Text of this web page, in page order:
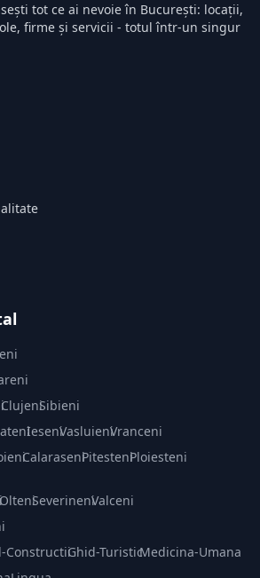
tot ce ai nevoie în București: locații,
firme și servicii - totul într-un singur
·Clujeni·Sibieni
·Ieseni·Vasluieni·Vranceni
·Calaraseni·Pitesteni·Ploiesteni·
·Olteni·Severineni·Valceni
Constructii·Ghid-Turistic·Medicina-Umana